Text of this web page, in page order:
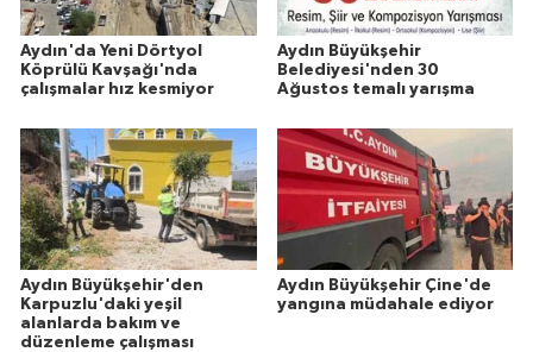
Aydın'da Yeni Dörtyol
Köprülü Kavşağı'nda
çalışmalar hız kesmiyor
Aydın Büyükşehir
Belediyesi'nden 30
Ağustos temalı yarışma
Aydın Büyükşehir'den
Karpuzlu'daki yeşil
alanlarda bakım ve
düzenleme çalışması
Aydın Büyükşehir Çine'de
yangına müdahale ediyor